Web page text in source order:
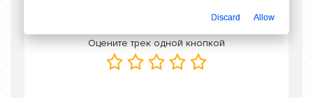
Оцените трек одной кнопкой
Discard Allow